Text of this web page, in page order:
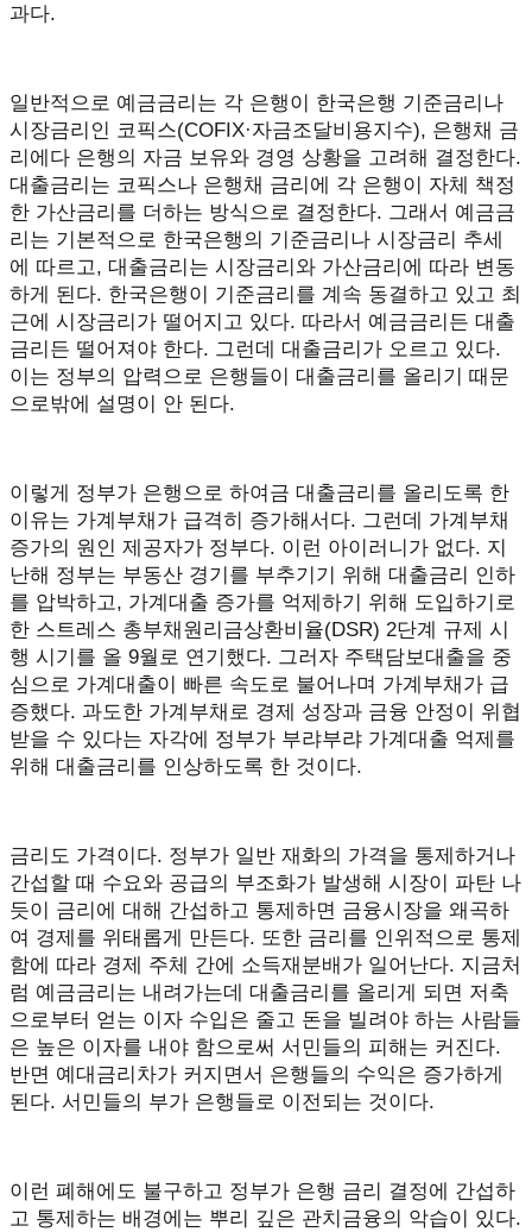
과다.
일반적으로 예금금리는 각 은행이 한국은행 기준금리나
시장금리인 코픽스(COFIX·자금조달비용지수), 은행채 금
리에다 은행의 자금 보유와 경영 상황을 고려해 결정한다.
대출금리는 코픽스나 은행채 금리에 각 은행이 자체 책정
한 가산금리를 더하는 방식으로 결정한다. 그래서 예금금
리는 기본적으로 한국은행의 기준금리나 시장금리 추세
에 따르고, 대출금리는 시장금리와 가산금리에 따라 변동
하게 된다. 한국은행이 기준금리를 계속 동결하고 있고 최
근에 시장금리가 떨어지고 있다. 따라서 예금금리든 대출
금리든 떨어져야 한다. 그런데 대출금리가 오르고 있다.
이는 정부의 압력으로 은행들이 대출금리를 올리기 때문
으로밖에 설명이 안 된다.
이렇게 정부가 은행으로 하여금 대출금리를 올리도록 한
이유는 가계부채가 급격히 증가해서다. 그런데 가계부채
증가의 원인 제공자가 정부다. 이런 아이러니가 없다. 지
난해 정부는 부동산 경기를 부추기기 위해 대출금리 인하
를 압박하고, 가계대출 증가를 억제하기 위해 도입하기로
한 스트레스 총부채원리금상환비율(DSR) 2단계 규제 시
행 시기를 올 9월로 연기했다. 그러자 주택담보대출을 중
심으로 가계대출이 빠른 속도로 불어나며 가계부채가 급
증했다. 과도한 가계부채로 경제 성장과 금융 안정이 위협
받을 수 있다는 자각에 정부가 부랴부랴 가계대출 억제를
위해 대출금리를 인상하도록 한 것이다.
금리도 가격이다. 정부가 일반 재화의 가격을 통제하거나
간섭할 때 수요와 공급의 부조화가 발생해 시장이 파탄 나
듯이 금리에 대해 간섭하고 통제하면 금융시장을 왜곡하
여 경제를 위태롭게 만든다. 또한 금리를 인위적으로 통제
함에 따라 경제 주체 간에 소득재분배가 일어난다. 지금처
럼 예금금리는 내려가는데 대출금리를 올리게 되면 저축
으로부터 얻는 이자 수입은 줄고 돈을 빌려야 하는 사람들
은 높은 이자를 내야 함으로써 서민들의 피해는 커진다.
반면 예대금리차가 커지면서 은행들의 수익은 증가하게
된다. 서민들의 부가 은행들로 이전되는 것이다.
이런 폐해에도 불구하고 정부가 은행 금리 결정에 간섭하
고 통제하는 배경에는 뿌리 깊은 관치금융의 악습이 있다.